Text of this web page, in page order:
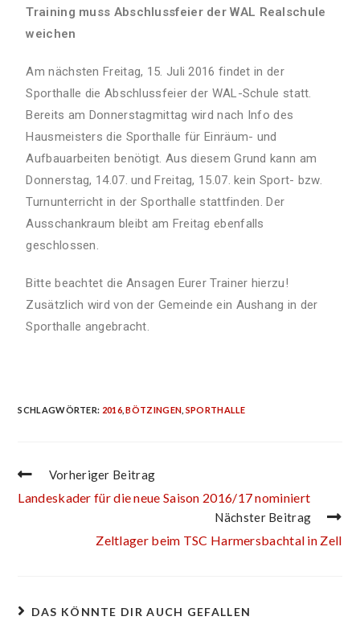
Training muss Abschlussfeier der WAL Realschule
weichen
Am nächsten Freitag, 15. Juli 2016 findet in der
Sporthalle die Abschlussfeier der WAL-Schule statt.
Bereits am Donnerstagmittag wird nach Info des
Hausmeisters die Sporthalle für Einräum- und
Aufbauarbeiten benötigt. Aus diesem Grund kann am
Donnerstag, 14.07. und Freitag, 15.07. kein Sport- bzw.
Turnunterricht in der Sporthalle stattfinden. Der
Ausschankraum bleibt am Freitag ebenfalls
geschlossen.
Bitte beachtet die Ansagen Eurer Trainer hierzu!
Zusätzlich wird von der Gemeinde ein Aushang in der
Sporthalle angebracht.
SCHLAGWÖRTER: 2016, BÖTZINGEN SPORTHALLE
Vorheriger Beitrag
Landeskader für die neue Saison 2016/17 nominiert
Nächster Beitrag
Zeltlager beim TSC Harmersbachtal in Zell
DAS KÖNNTE DIR AUCH GEFALLEN